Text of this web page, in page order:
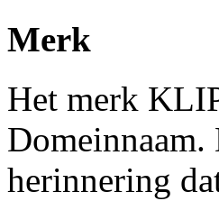
Merk
Het merk
Domeinnaam.
herinnering